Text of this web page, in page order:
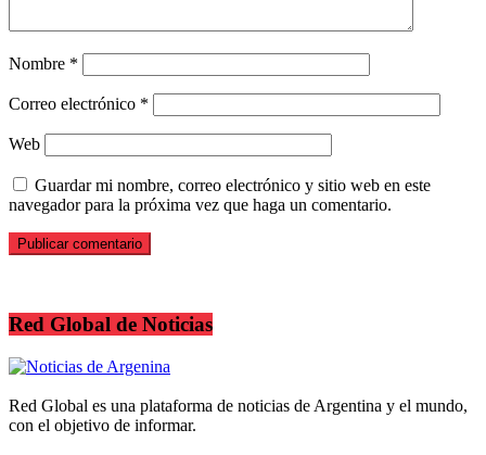
Nombre *
Correo electrónico *
Web
Guardar mi nombre, correo electrónico y sitio web en este
navegador para la próxima vez que haga un comentario.
Red Global de Noticias
Red Global es una plataforma de noticias de Argentina y el mundo,
con el objetivo de informar.